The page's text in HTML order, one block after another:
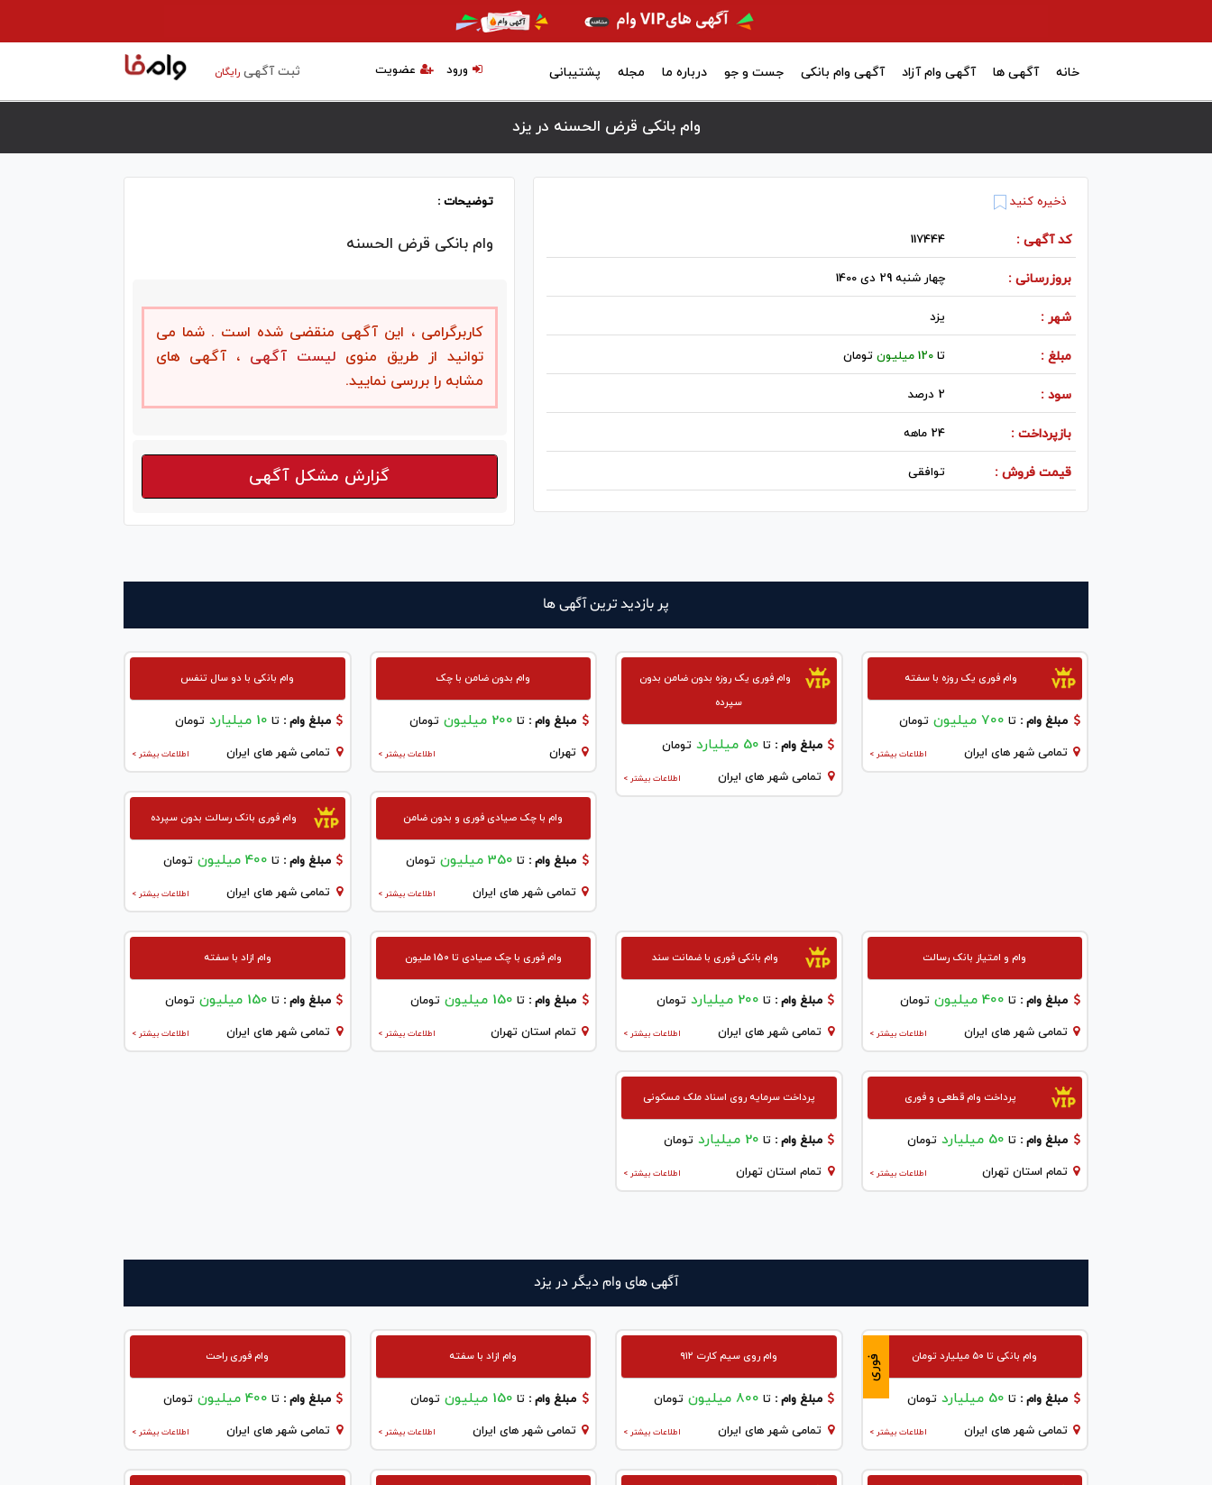
ثبت آگهیرایگان عضویت ورود خانه آگهی ها آگهی وام آزاد آگهی وام بانکی جست و جو درباره ما مجله پشتیبانی
وام بانکی قرض الحسنه در يزد
ذخیره کنید
کد آگهی : 117444
بروزرسانی : چهار شنبه 29 دی 1400
شهر : يزد
مبلغ : تا120 میلیون تومان
سود : 2 درصد
بازپرداخت : 24 ماهه
قیمت فروش : توافقی
توضیحات :
وام بانکی قرض الحسنه
کاربرگرامی ، این آگهی منقضی شده است . شما می
توانید از طریق منوی لیست آگهی ، آگهی های
مشابه را بررسی نمایید.
گزارش مشکل آگهی
پر بازدید ترین آگهی ها
وام فوری یک روزه با سفته
مبلغ وام : تا 700 میلیون تومان
اطلاعات بیشتر > تمامی شهر های ایران
وام فوری یک روزه بدون ضامن بدون
سپرده
مبلغ وام :تا 50 میلیارد تومان
اطلاعات بیشتر > تمامی شهر های ایران
وام بدون ضامن با چک
مبلغ وام : تا 200 میلیون تومان
اطلاعات بیشتر > تهران
وام بانکی با دو سال تنفس
مبلغ وام :تا 10 میلیارد تومان
اطلاعات بیشتر > تمامی شهر های ایران
وام با چک صیادی فوری و بدون ضامن
مبلغ وام : تا 350 میلیون تومان
اطلاعات بیشتر > تمامی شهر های ایران
وام فوری بانک رسالت بدون سپرده
مبلغ وام :تا 400 میلیون تومان
اطلاعات بیشتر > تمامی شهر های ایران
وام و امتیاز بانک رسالت
مبلغ وام : تا 400 میلیون تومان
اطلاعات بیشتر > تمامی شهر های ایران
وام بانکی فوری با ضمانت سند
مبلغ وام :تا 200 میلیارد تومان
اطلاعات بیشتر > تمامی شهر های ایران
وام فوری با چک صیادی تا 150 ملیون
مبلغ وام : تا 150 میلیون تومان
اطلاعات بیشتر > تمام استان تهران
وام ازاد با سفته
مبلغ وام :تا 150 میلیون تومان
اطلاعات بیشتر > تمامی شهر های ایران
پرداخت وام قطعی و فوری
مبلغ وام : تا 50 میلیارد تومان
اطلاعات بیشتر > تمام استان تهران
پرداخت سرمایه روی اسناد ملک مسکونی
مبلغ وام :تا 20 میلیارد تومان
اطلاعات بیشتر > تمام استان تهران
آگهی های وام دیگر در يزد
فوری وام بانکی تا ۵۰ میلیارد تومان
مبلغ وام : تا 50 میلیارد تومان
اطلاعات بیشتر > تمامی شهر های ایران
وام روی سیم کارت ۹۱۲
مبلغ وام :تا 800 میلیون تومان
اطلاعات بیشتر > تمامی شهر های ایران
وام ازاد با سفته
مبلغ وام : تا 150 میلیون تومان
اطلاعات بیشتر > تمامی شهر های ایران
وام فوری راحت
مبلغ وام :تا 400 میلیون تومان
اطلاعات بیشتر > تمامی شهر های ایران